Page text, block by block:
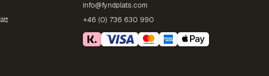
info@fyndplats.com
+46 (0) 736 630 990